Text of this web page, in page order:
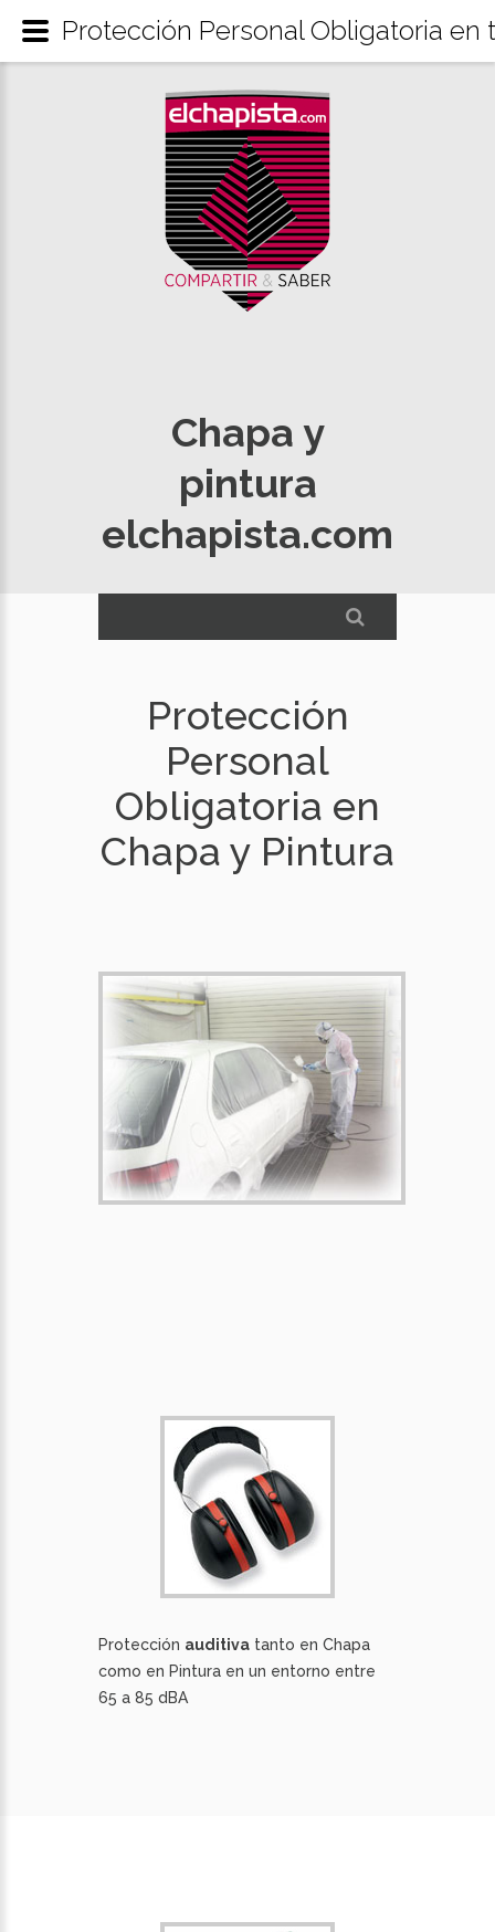
Chapa y
pintura
elchapista.com
Protección
Personal
Obligatoria en
Chapa y Pintura
Protección auditiva tanto en Chapa
como en Pintura en un entorno entre
65 a 85 dBA
Protección Personal Obligatoria en